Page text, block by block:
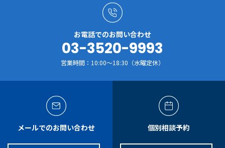
お電話でのお問い合わせ
03-3520-9993
営業時間：10:00～18:30（水曜定休）
メールでのお問い合わせ 個別相談予約